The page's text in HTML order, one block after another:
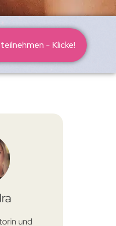
Menschen- Klicke!
und